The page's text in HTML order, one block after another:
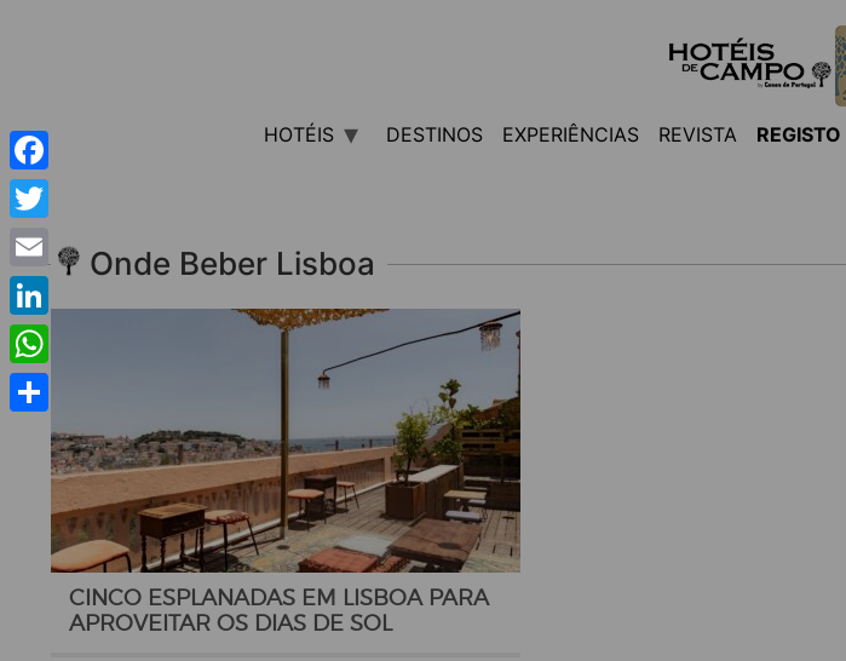
HOTÉIS DESTINOS EXPERIÊNCIAS REVISTA
Onde Beber Lisboa
CINCO ESPLANADAS EM LISBOA PARA
APROVEITAR OS DIAS DE SOL
Facebook
Twitter
Email
LinkedIn
WhatsApp
Share